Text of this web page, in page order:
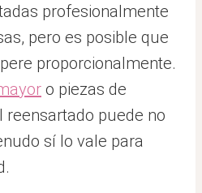
profesionalmente
pero es posible que
proporcionalmente.
o piezas de
reensartado puede no
sí lo vale para